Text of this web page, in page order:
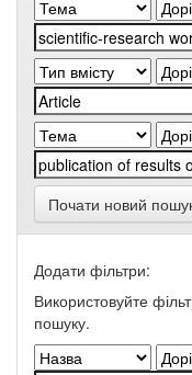
Почати новий
Додати фільтри:
Використовуйте
пошуку.